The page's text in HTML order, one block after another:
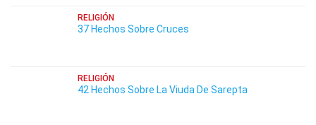
RELIGIÓN
37 Hechos Sobre Cruces
RELIGIÓN
42 Hechos Sobre La Viuda De Sarepta